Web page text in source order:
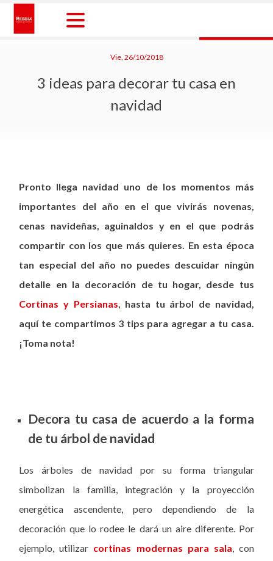
Skip
content
Vie, 26/10/2018
3 ideas para decorar tu casa en
navidad
Pronto llega navidad uno de los momentos más
importantes del año en el que vivirás novenas,
cenas navideñas, aguinaldos y en el que podrás
compartir con los que más quieres. En esta época
tan especial del año no puedes descuidar ningún
detalle en la decoración de tu hogar, desde tus
Cortinas y Persianas, hasta tu árbol de navidad,
aquí te compartimos 3 tips para agregar a tu casa.
¡Toma nota!
Decora tu casa de acuerdo a la forma
de tu árbol de navidad
Los árboles de navidad por su forma triangular
simbolizan la familia, integración y la proyección
energética ascendente, pero dependiendo de la
decoración que lo rodee le dará un aire diferente. Por
ejemplo, utilizar cortinas modernas para sala, con